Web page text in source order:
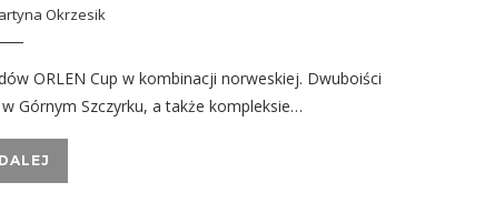
Okrzesik
ORLEN Cup w kombinacji norweskiej. Dwuboiści
Górnym Szczyrku, a także kompleksie…